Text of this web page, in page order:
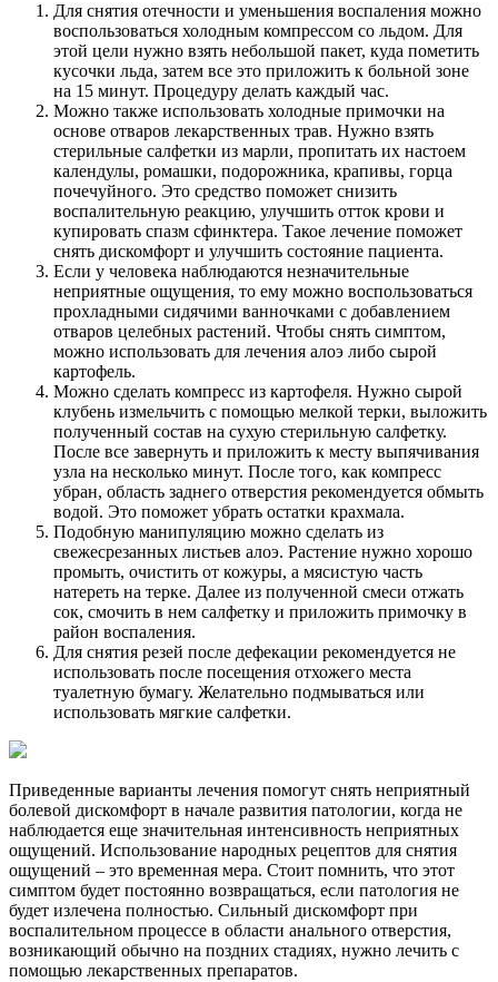
Для снятия отечности и уменьшения воспаления можно
воспользоваться холодным компрессом со льдом. Для
этой цели нужно взять небольшой пакет, куда пометить
кусочки льда, затем все это приложить к больной зоне
на 15 минут. Процедуру делать каждый час.
Можно также использовать холодные примочки на
основе отваров лекарственных трав. Нужно взять
стерильные салфетки из марли, пропитать их настоем
календулы, ромашки, подорожника, крапивы, горца
почечуйного. Это средство поможет снизить
воспалительную реакцию, улучшить отток крови и
купировать спазм сфинктера. Такое лечение поможет
снять дискомфорт и улучшить состояние пациента.
Если у человека наблюдаются незначительные
неприятные ощущения, то ему можно воспользоваться
прохладными сидячими ванночками с добавлением
отваров целебных растений. Чтобы снять симптом,
можно использовать для лечения алоэ либо сырой
картофель.
Можно сделать компресс из картофеля. Нужно сырой
клубень измельчить с помощью мелкой терки, выложить
полученный состав на сухую стерильную салфетку.
После все завернуть и приложить к месту выпячивания
узла на несколько минут. После того, как компресс
убран, область заднего отверстия рекомендуется обмыть
водой. Это поможет убрать остатки крахмала.
Подобную манипуляцию можно сделать из
свежесрезанных листьев алоэ. Растение нужно хорошо
промыть, очистить от кожуры, а мясистую часть
натереть на терке. Далее из полученной смеси отжать
сок, смочить в нем салфетку и приложить примочку в
район воспаления.
Для снятия резей после дефекации рекомендуется не
использовать после посещения отхожего места
туалетную бумагу. Желательно подмываться или
использовать мягкие салфетки.
Приведенные варианты лечения помогут снять неприятный
болевой дискомфорт в начале развития патологии, когда не
наблюдается еще значительная интенсивность неприятных
ощущений. Использование народных рецептов для снятия
ощущений – это временная мера. Стоит помнить, что этот
симптом будет постоянно возвращаться, если патология не
будет излечена полностью. Сильный дискомфорт при
воспалительном процессе в области анального отверстия,
возникающий обычно на поздних стадиях, нужно лечить с
помощью лекарственных препаратов.